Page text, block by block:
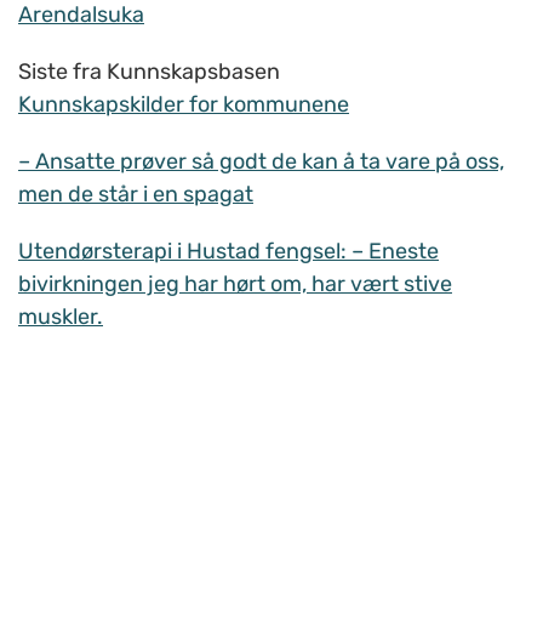
Arendalsuka
Siste fra Kunnskapsbasen
Kunnskapskilder for kommunene
– Ansatte prøver så godt de kan å ta vare på oss,
men de står i en spagat
Utendørsterapi i Hustad fengsel: – Eneste
bivirkningen jeg har hørt om, har vært stive
muskler.